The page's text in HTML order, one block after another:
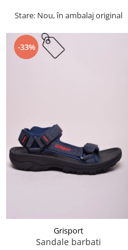
Stare: Nou, în ambalaj original
-33%
Grisport
Sandale barbati